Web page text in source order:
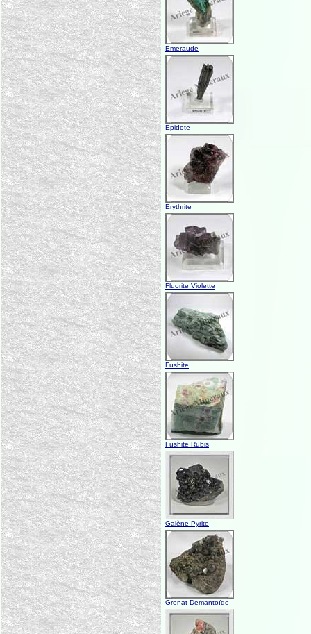
Emeraude
Epidote
Erythrite
Fluorite Violette
Fushite
Fushite Rubis
Galène-Pyrite
Grenat Demantoïde